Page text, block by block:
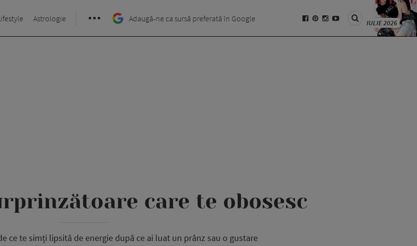
Astrologie Adaugă-ne ca sursă preferată în Google IULIE 2026
care te obosesc
ce te simți lipsită de energie după ce ai luat un prânz sau o gustare